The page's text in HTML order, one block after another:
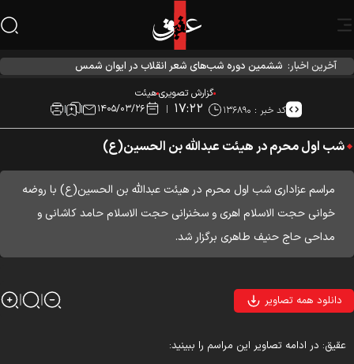
آخرین اخبار: احیاء شب نیمه شعبان در هیئت آیین حسینی
گزارش تصویریهیئت
کد خبر : ۱۳۶۸۹۰ ۱۷:۲۲ ۱۴۰۵/۰۳/۲۶
شب اول محرم در هیئت عبدالله بن الحسین(ع)
مراسم عزاداری شب اول محرم در هیئت عبدالله بن الحسین(ع) با روضه
خوانی حجت الاسلام اهری و سخنرانی حجت الاسلام حامد کاشانی و
مداحی حاج حنیف طاهری برگزار شد.
دانلود همه تصاویر
عقیق: در ادامه تصاویر این مراسم را ببینید: